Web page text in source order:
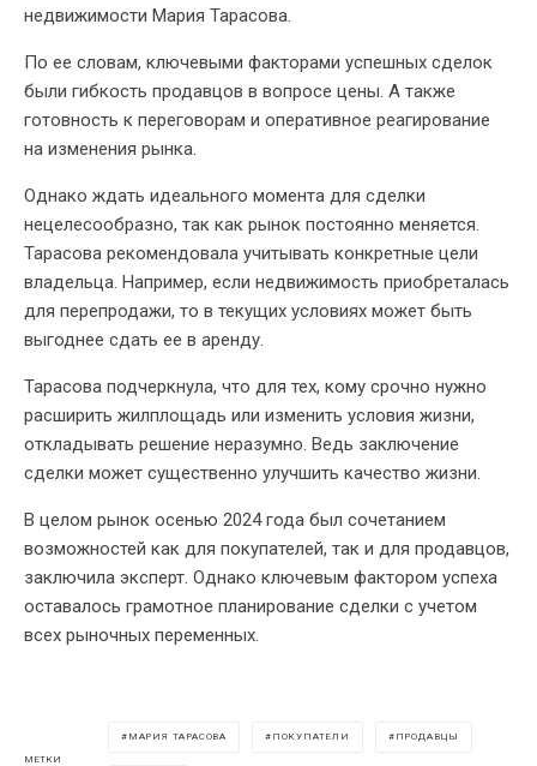
недвижимости Мария Тарасова.
По ее словам, ключевыми факторами успешных сделок
были гибкость продавцов в вопросе цены. А также
готовность к переговорам и оперативное реагирование
на изменения рынка.
Однако ждать идеального момента для сделки
нецелесообразно, так как рынок постоянно меняется.
Тарасова рекомендовала учитывать конкретные цели
владельца. Например, если недвижимость приобреталась
для перепродажи, то в текущих условиях может быть
выгоднее сдать ее в аренду.
Тарасова подчеркнула, что для тех, кому срочно нужно
расширить жилплощадь или изменить условия жизни,
откладывать решение неразумно. Ведь заключение
сделки может существенно улучшить качество жизни.
В целом рынок осенью 2024 года был сочетанием
возможностей как для покупателей, так и для продавцов,
заключила эксперт. Однако ключевым фактором успеха
оставалось грамотное планирование сделки с учетом
всех рыночных переменных.
МЕТКИ
МАРИЯ ТАРАСОВА ПОКУПАТЕЛИ ПРОДАВЦЫ